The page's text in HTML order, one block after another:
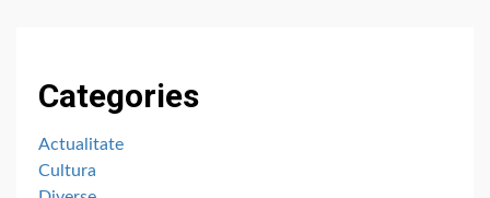
Categories
Actualitate
Cultura